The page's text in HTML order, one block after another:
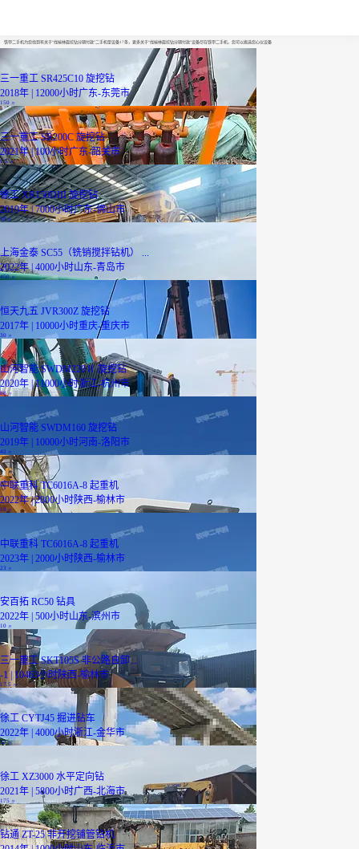
铁甲二手机为您找到有关于“找榆林旋挖钻分期付款”二手机型设备17条，更多关于“找榆林旋挖钻分期付款”设备尽在铁甲二手机，您可以挑选您心仪设备
三一重工 SR425C10 旋挖钻
2018年 | 12000小时广东-东莞市
150 万
三一重工 SR200C 旋挖钻
2021年 | 100小时广东-韶关市
1.5万
徐工 XR150DIII 旋挖钻
2019年 | 7000小时广东-佛山市
38万
上海金泰 SC55（铣销搅拌钻机） ...
2022年 | 4000小时山东-青岛市
450万
恒天九五 JVR300Z 旋挖钻
2017年 | 10000小时重庆-重庆市
30 万
山河智能 SWDM220Ⅱ 旋挖钻
2020年 | 11000小时浙江-杭州市
88万
山河智能 SWDM160 旋挖钻
2019年 | 10000小时河南-洛阳市
42 万
中联重科 TC6016A-8 起重机
2022年 | 2800小时陕西-榆林市
18万
中联重科 TC6016A-8 起重机
2023年 | 2000小时陕西-榆林市
23 万
安百拓 RC50 钻具
2022年 | 500小时山东-滨州市
10 万
三一重工 SKT105S 非公路自卸...
-1 | 10463小时陕西-榆林市
17.5
徐工 CYTJ45 掘进钻车
2022年 | 4000小时浙江-金华市
32万
徐工 XZ3000 水平定向钻
2021年 | 5800小时广西-北海市
175
钻通 ZT-25 非开挖铺管钻机